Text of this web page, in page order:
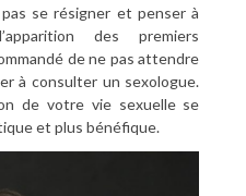
se résigner et penser à
des premiers
de ne pas attendre
à consulter un sexologue.
de votre vie sexuelle se
et plus bénéfique.